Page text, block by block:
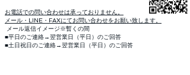
お電話での問い合わせは承っておりません。
メール・LINE・FAXにてお問い合わせをお願い致します。
メール返信イメージ※暫くの間
■平日のご連絡→翌営業日（平日）のご回答
■土日祝日のご連絡→翌営業日（平日）のご回答